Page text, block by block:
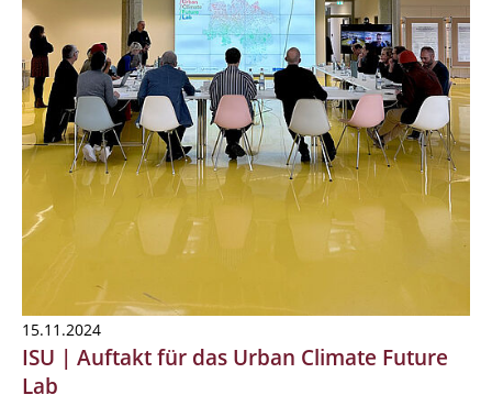
15.11.2024
ISU | Auftakt für das Urban Climate Future
Lab